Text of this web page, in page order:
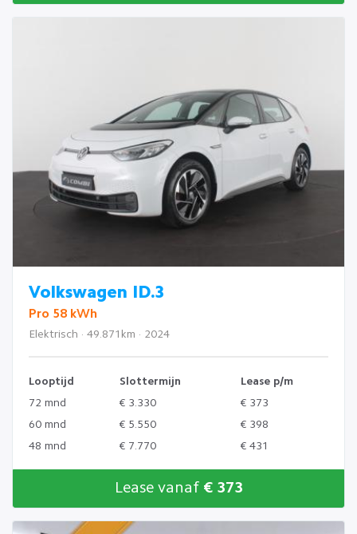
Volkswagen ID.3
Pro 58 kWh
Elektrisch · 49.871km · 2024
Looptijd Slottermijn
Lease p/m
72 mnd
€ 3.330
€ 373
60 mnd
€ 5.550
€ 398
48 mnd
€ 7.770 € 431
Lease vanaf € 373